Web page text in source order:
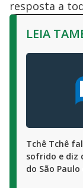
resposta a
LEIA
Tchê Tchê
sofrido e diz
do São